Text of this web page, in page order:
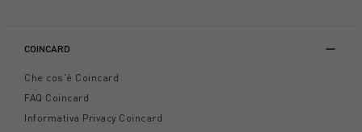
COINCARD
Che cos'è Coincard
FAQ Coincard
Informativa Privacy Coincard